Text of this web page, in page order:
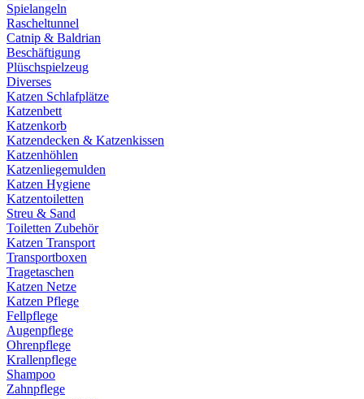
Spielangeln
Rascheltunnel
Catnip & Baldrian
Beschäftigung
Plüschspielzeug
Diverses
Katzen Schlafplätze
Katzenbett
Katzenkorb
Katzendecken & Katzenkissen
Katzenhöhlen
Katzenliegemulden
Katzen Hygiene
Katzentoiletten
Streu & Sand
Toiletten Zubehör
Katzen Transport
Transportboxen
Tragetaschen
Katzen Netze
Katzen Pflege
Fellpflege
Augenpflege
Ohrenpflege
Krallenpflege
Shampoo
Zahnpflege